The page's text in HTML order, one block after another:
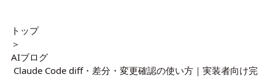
トップ
＞
AIブログ
Claude Code diff・差分・変更確認の使い方｜実装者向け完